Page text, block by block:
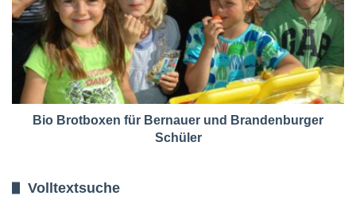
Bio Brotboxen für Bernauer und Brandenburger
Schüler
Volltextsuche